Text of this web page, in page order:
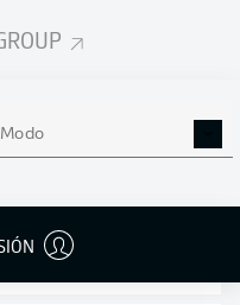
Modo
2026
AÉREOS
0